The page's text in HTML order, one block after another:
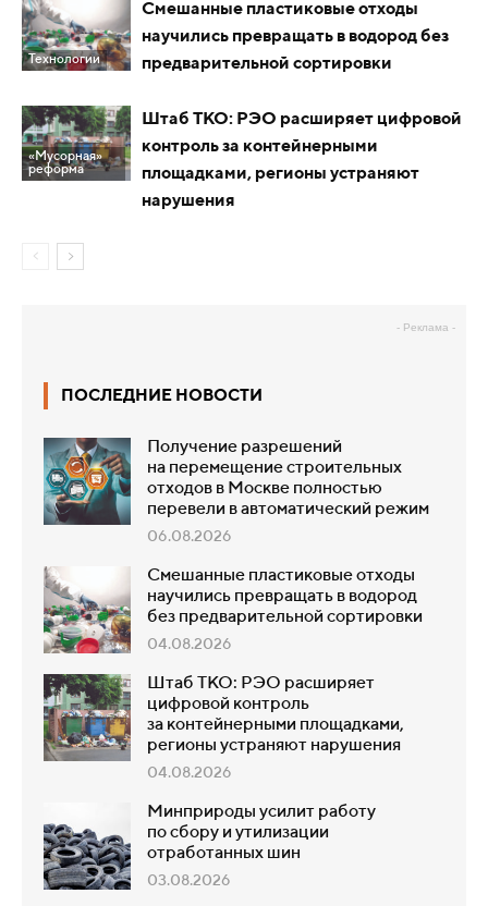
Технологии
Смешанные пластиковые отходы
научились превращать в водород без
предварительной сортировки
«Мусорная»
реформа
Штаб ТКО: РЭО расширяет цифровой
контроль за контейнерными
площадками, регионы устраняют
нарушения
- Реклама -
ПОСЛЕДНИЕ НОВОСТИ
Получение разрешений
на перемещение строительных
отходов в Москве полностью
перевели в автоматический режим
06.08.2026
Смешанные пластиковые отходы
научились превращать в водород
без предварительной сортировки
04.08.2026
Штаб ТКО: РЭО расширяет
цифровой контроль
за контейнерными площадками,
регионы устраняют нарушения
04.08.2026
Минприроды усилит работу
по сбору и утилизации
отработанных шин
03.08.2026